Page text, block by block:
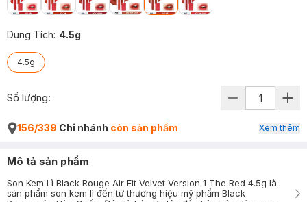
Dung Tích: 4.5g
4.5g
Số lượng:
156/339 Chi nhánh còn sản phẩm Xem thêm
Mô tả sản phẩm
Son Kem Lì Black Rouge Air Fit Velvet Version 1 The Red 4.5g là
sản phẩm son kem lì đến từ thương hiệu mỹ phẩm Black